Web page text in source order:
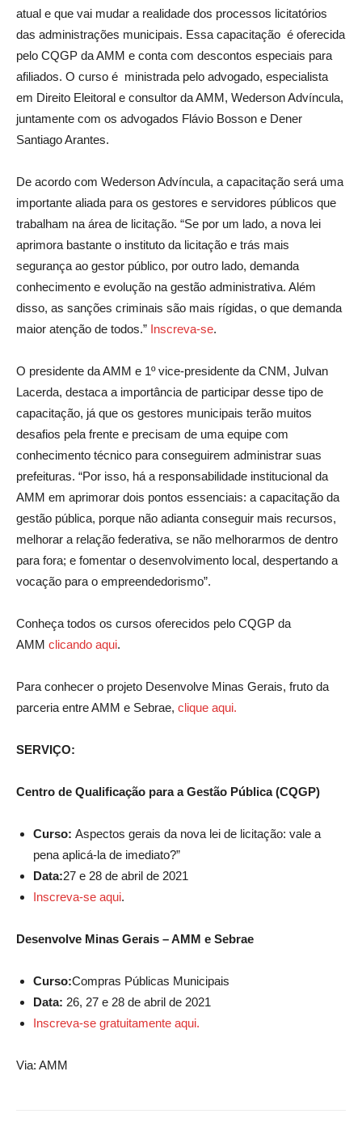
atual e que vai mudar a realidade dos processos licitatórios
das administrações municipais. Essa capacitação é oferecida
pelo CQGP da AMM e conta com descontos especiais para
afiliados. O curso é ministrada pelo advogado, especialista
em Direito Eleitoral e consultor da AMM, Wederson Advíncula,
juntamente com os advogados Flávio Bosson e Dener
Santiago Arantes.
De acordo com Wederson Advíncula, a capacitação será uma
importante aliada para os gestores e servidores públicos que
trabalham na área de licitação. “Se por um lado, a nova lei
aprimora bastante o instituto da licitação e trás mais
segurança ao gestor público, por outro lado, demanda
conhecimento e evolução na gestão administrativa. Além
disso, as sanções criminais são mais rígidas, o que demanda
maior atenção de todos.” Inscreva-se.
O presidente da AMM e 1º vice-presidente da CNM, Julvan
Lacerda, destaca a importância de participar desse tipo de
capacitação, já que os gestores municipais terão muitos
desafios pela frente e precisam de uma equipe com
conhecimento técnico para conseguirem administrar suas
prefeituras. “Por isso, há a responsabilidade institucional da
AMM em aprimorar dois pontos essenciais: a capacitação da
gestão pública, porque não adianta conseguir mais recursos,
melhorar a relação federativa, se não melhorarmos de dentro
para fora; e fomentar o desenvolvimento local, despertando a
vocação para o empreendedorismo”.
Conheça todos os cursos oferecidos pelo CQGP da
AMM clicando aqui.
Para conhecer o projeto Desenvolve Minas Gerais, fruto da
parceria entre AMM e Sebrae, clique aqui.
SERVIÇO:
Centro de Qualificação para a Gestão Pública (CQGP)
Curso: Aspectos gerais da nova lei de licitação: vale a
pena aplicá-la de imediato?”
Data:27 e 28 de abril de 2021
Inscreva-se aqui.
Desenvolve Minas Gerais – AMM e Sebrae
Curso:Compras Públicas Municipais
Data: 26, 27 e 28 de abril de 2021
Inscreva-se gratuitamente aqui.
Via: AMM